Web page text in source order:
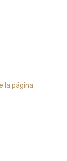
la página